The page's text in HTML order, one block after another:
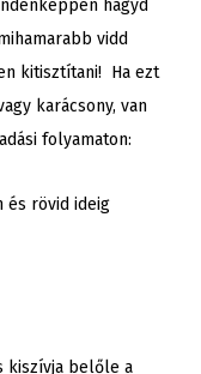
hagyd
vidd
kitisztítani! Ha ezt
karácsony, van
folyamaton:
és rövid ideig
kiszívja belőle a